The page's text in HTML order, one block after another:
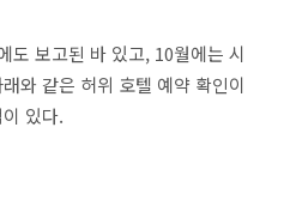
도 보고된 바 있고, 10월에는 시
와 같은 허위 호텔 예약 확인이
있다.